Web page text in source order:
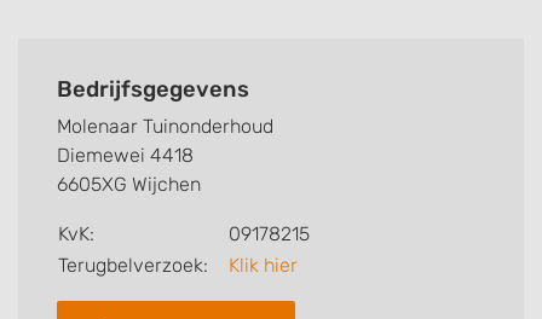
kunt u snel zien welke zaken Molenaar Tuinonderhoud
of review achterlaten als u al ervaring heeft met dit
bedrijf.
Zoekt u een ander bedrijf? Bekijk dan andere
hoveniers en bedrijven inWijchen
Bedrijfsgegevens
Molenaar Tuinonderhoud
Diemewei 4418
6605XG Wijchen
KvK:
09178215
Terugbelverzoek:
Klik hier